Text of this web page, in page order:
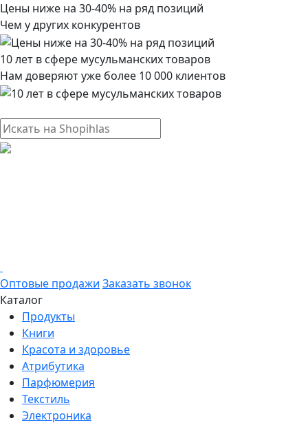
Цены ниже на 30-40% на ряд позиций
Чем у других конкурентов
10 лет в сфере мусульманских товаров
Нам доверяют уже более 10 000 клиентов
Оптовые продажи Заказать звонок
Каталог
Продукты
Книги
Красота и здоровье
Атрибутика
Парфюмерия
Текстиль
Электроника